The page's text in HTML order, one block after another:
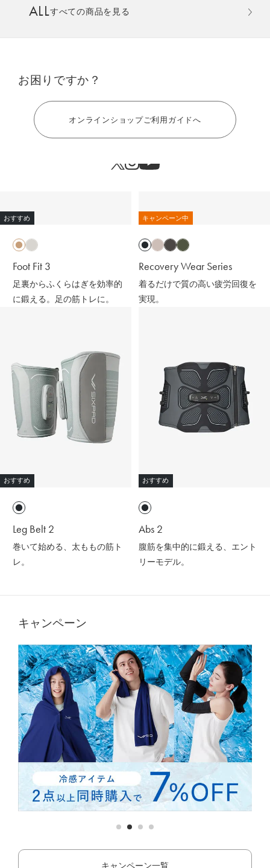
MULTI EMS
ALLすべての商品を見る
お困りですか？
オンラインショップご利用ガイドへ
手軽に、パワフルに、進化。
に鍛える。
おすすめ
Foot Fit 3
足裏からふくらはぎを効率的
に鍛える。足の筋トレに。
キャンペーン中
Recovery Wear Series
着るだけで質の高い疲労回復を
実現。
おすすめ
Leg Belt 2
巻いて始める、太ももの筋ト
レ。
おすすめ
Abs 2
腹筋を集中的に鍛える、エント
リーモデル。
キャンペーン
キャンペーン一覧